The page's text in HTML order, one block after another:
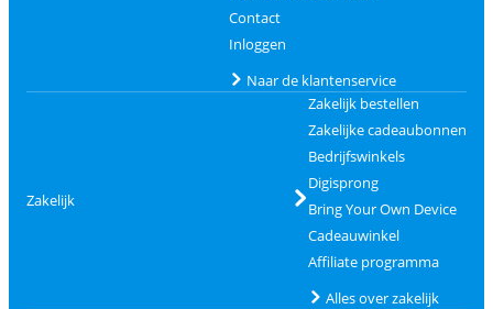
Contact
Inloggen
Naar de klantenservice
Zakelijk
Zakelijk bestellen
Zakelijke cadeaubonnen
Bedrijfswinkels
Digisprong
Bring Your Own Device
Cadeauwinkel
Affiliate programma
Alles over zakelijk